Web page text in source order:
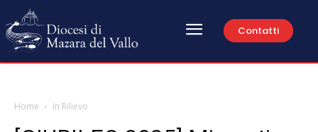
Contatti
Home In Rilievo